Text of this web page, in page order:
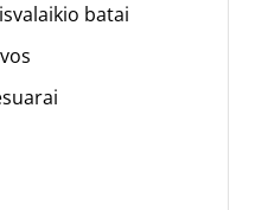
batai